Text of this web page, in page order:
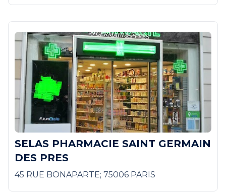
SELAS PHARMACIE SAINT GERMAIN
DES PRES
45 RUE BONAPARTE; 75006 PARIS